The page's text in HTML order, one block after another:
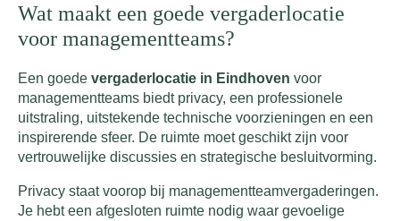
Wat maakt een goede vergaderlocatie
voor managementteams?
Een goede vergaderlocatie in Eindhoven voor
managementteams biedt privacy, een professionele
uitstraling, uitstekende technische voorzieningen en een
inspirerende sfeer. De ruimte moet geschikt zijn voor
vertrouwelijke discussies en strategische besluitvorming.
Privacy staat voorop bij managementteamvergaderingen.
Je hebt een afgesloten ruimte nodig waar gevoelige